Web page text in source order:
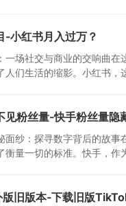
-小红书月入过万？
一场社交与商业的交响曲在
人们生活的缩影。小红书，
见粉丝量-快手粉丝量隐
面纱：探寻数字背后的故事
衡量一切的标准。快手，作
旧版本-下载旧版